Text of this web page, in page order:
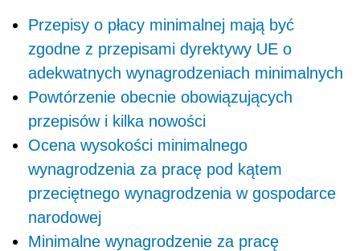
Przepisy o płacy minimalnej mają być
zgodne z przepisami dyrektywy UE o
adekwatnych wynagrodzeniach minimalnych
Powtórzenie obecnie obowiązujących
przepisów i kilka nowości
Ocena wysokości minimalnego
wynagrodzenia za pracę pod kątem
przeciętnego wynagrodzenia w gospodarce
narodowej
Minimalne wynagrodzenie za pracę